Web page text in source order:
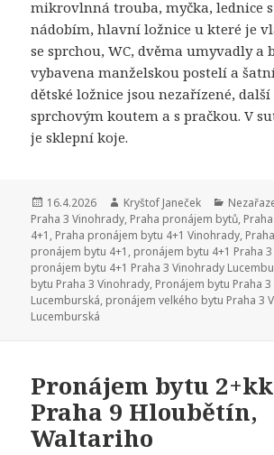
mikrovlnná trouba, myčka, lednice
nádobím, hlavní ložnice u které je
se sprchou, WC, dvěma umyvadly a
vybavena manželskou postelí a
dětské ložnice jsou nezařízené, další
sprchovým koutem a s pračkou. V
je sklepní koje.
Publikováno:
16.4.2026 Autor:
Kryštof Janeček Rubriky:
Praha 3 Vinohrady, Praha pronájem bytů,
4+1 , Praha pronájem bytu 4+1 Vinohrady,
pronájem bytu 4+1 , pronájem bytu 4+1 Praha
pronájem bytu 4+1 Praha 3 Vinohrady
bytu Praha 3 Vinohrady, Pronájem bytu Praha
Lucemburská, pronájem velkého bytu Praha 3
Lucemburská
Pronájem bytu 2+kk
Praha 9 Hloubětín,
Waltariho